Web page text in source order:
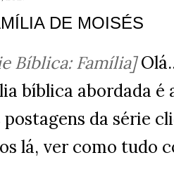
DE MOISÉS
Bíblica: Família]
bíblica abordada é
postagens da série
lá, ver como tudo